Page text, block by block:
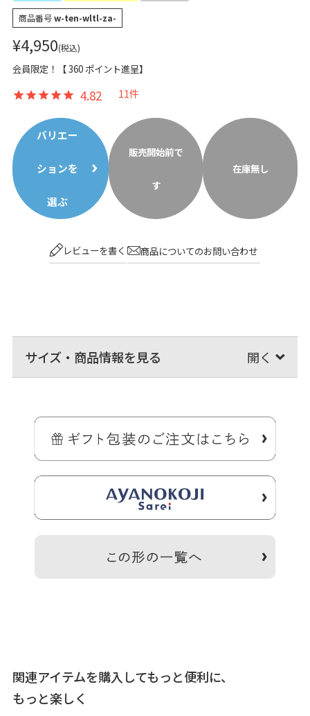
商品番号w-ten-wltl-za-
¥4,950 税込
会員限定！【360 ポイント進呈】
4.82 11
バリエー
ションを
選ぶ
販売開始前で
す
在庫無し
レビューを書く 商品についてのお問い合わせ
サイズ・商品情報を見る
（INVISTA）社の登録商標です。
あります。※がま口はその特性上、荷物の大きさや重さで強い力が
加わると口金が開きやすくなります。※内寸外寸ともに実寸で表記
関連アイテムを購入してもっと便利に、
もっと楽しく